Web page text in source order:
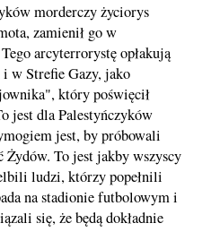
morderczy życiorys
zamienił go w
arcyterrorystę opłakują
w Strefie Gazy, jako
który poświęcił
jest dla Palestyńczyków
jest, by próbowali
To jest jakby wszyscy
ludzi, którzy popełnili
na stadionie futbolowym i
się, że będą dokładnie